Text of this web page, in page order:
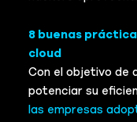
8 buenas
cloud
Con el objetivo de
potenciar su
las empresas